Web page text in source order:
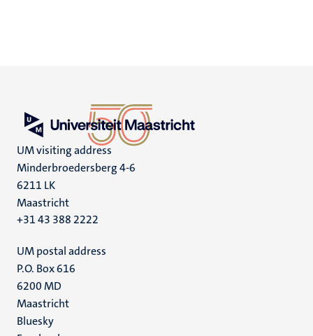
UM visiting address
Minderbroedersberg 4-6
6211 LK
Maastricht
+31 43 388 2222
UM postal address
P.O. Box 616
6200 MD
Maastricht
Social
Bluesky